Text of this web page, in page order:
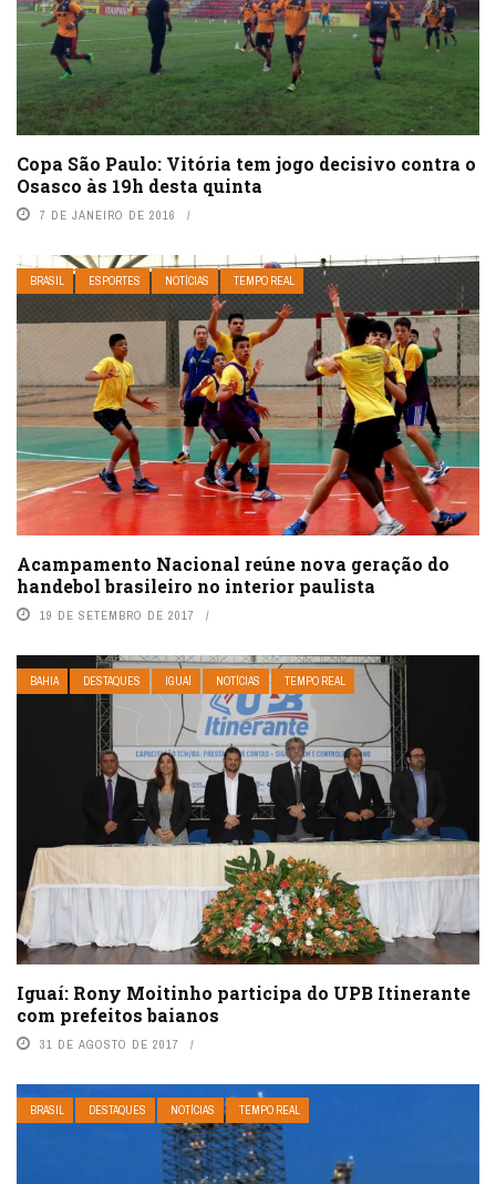
Copa São Paulo: Vitória tem jogo decisivo contra o
Osasco às 19h desta quinta
7 DE JANEIRO DE 2016
BRASIL ESPORTES NOTÍCIAS TEMPO REAL
Acampamento Nacional reúne nova geração do
handebol brasileiro no interior paulista
19 DE SETEMBRO DE 2017
BAHIA DESTAQUES IGUAÍ NOTÍCIAS TEMPO REAL
Iguaí: Rony Moitinho participa do UPB Itinerante
com prefeitos baianos
31 DE AGOSTO DE 2017
BRASIL DESTAQUES NOTÍCIAS TEMPO REAL